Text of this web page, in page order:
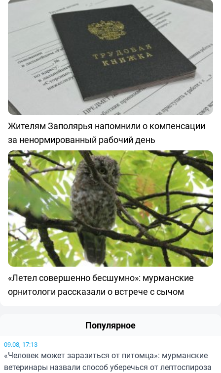
Жителям Заполярья напомнили о компенсации
за ненормированный рабочий день
«Летел совершенно бесшумно»: мурманские
орнитологи рассказали о встрече с сычом
Популярное
09.08, 17:13
«Человек может заразиться от питомца»: мурманские
ветеринары назвали способ уберечься от лептоспироза